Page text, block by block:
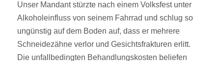
Unser Mandant stürzte nach einem Volksfest unter
Alkoholeinfluss von seinem Fahrrad und schlug so
ungünstig auf dem Boden auf, dass er mehrere
Schneidezähne verlor und Gesichtsfrakturen erlitt.
Die unfallbedingten Behandlungskosten beliefen